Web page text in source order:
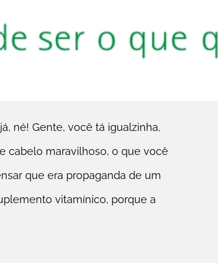
né! Gente, você tá igualzinha,
cabelo maravilhoso, o que você
que era propaganda de um
vitamínico, porque a